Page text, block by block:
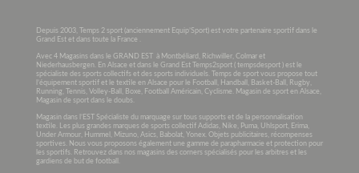
Depuis 2003, Temps 2 sport (anciennement Equip’Sport) est votre partenaire sportif dans le
Grand Est et dans toute la France .
Avec 4 Magasins dans le GRAND EST à Montbéliard, Richwiller, Colmar et
Niederhausbergen. En Alsace et dans le Grand Est Temps2sport ( tempsdesport ) est le
spécialiste des sports collectifs et des sports individuels. Temps de sport vous propose tout
l’équipement sportif et le textile en Alsace pour le Football, Handball, Basket-Ball, Rugby,
Running, Tennis, Volley-Ball, Boxe, Football Américain, Cyclisme. Magasin de sport en Alsace,
Magasin de sport dans le doubs.
Magasin dans l’EST Spécialiste du marquage sur tous supports et de la personnalisation
textile. Les plus grandes marques de sports collectif Adidas, Nike, Puma, Uhlsport, Erima,
Under Armour, Hummel, Mizuno, Asics, Babolat, Yonex. Objets publicitaires, récompenses
sportives. Nous vous proposons également une gamme de parapharmacie et protection pour
les sportifs. Retrouvez dans nos magasins des corners spécialisés pour les arbitres et les
gardiens de but de football.